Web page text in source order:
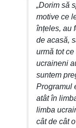
„Dorim să
motive ce
înțeles, au
de acasă,
urmă tot
ucraineni
suntem
Programul
atât în
limba
cât de cât